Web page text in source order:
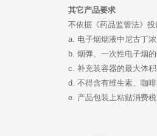
其它产品要求
不依据《药品监管法》
a. 电子烟烟液中尼古丁
b. 烟弹、一次性电子烟
c. 补充装容器的最大体积
d. 不得含有维生素、咖
e. 产品包装上粘贴消费